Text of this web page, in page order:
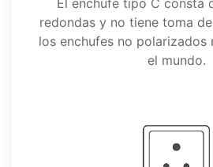
El enchufe tipo C consta
redondas y no tiene toma
los enchufes no polarizados
el mundo.